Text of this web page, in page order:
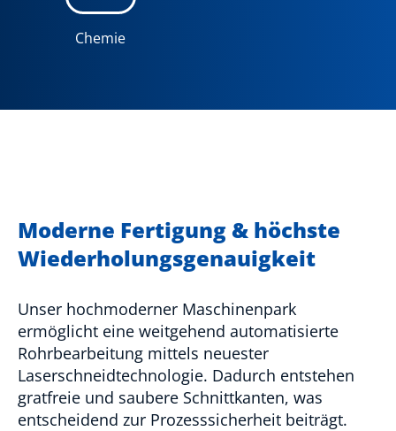
Chemie
Moderne Fertigung & höchste
Wiederholungsgenauigkeit
Unser hochmoderner Maschinenpark
ermöglicht eine weitgehend automatisierte
Rohrbearbeitung mittels neuester
Laserschneidtechnologie. Dadurch entstehen
gratfreie und saubere Schnittkanten, was
entscheidend zur Prozesssicherheit beiträgt.